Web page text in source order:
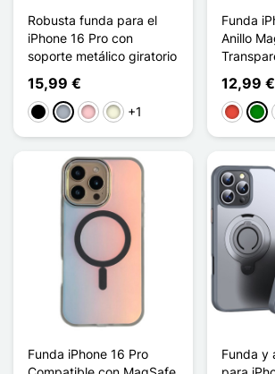
Robusta funda para el
iPhone 16 Pro con
soporte metálico giratorio
15,99 €
Negro
Gris RosaBeige
+1
Funda
Anillo
12,99 €
Rojo
Funda iPhone 16 Pro
Funda y